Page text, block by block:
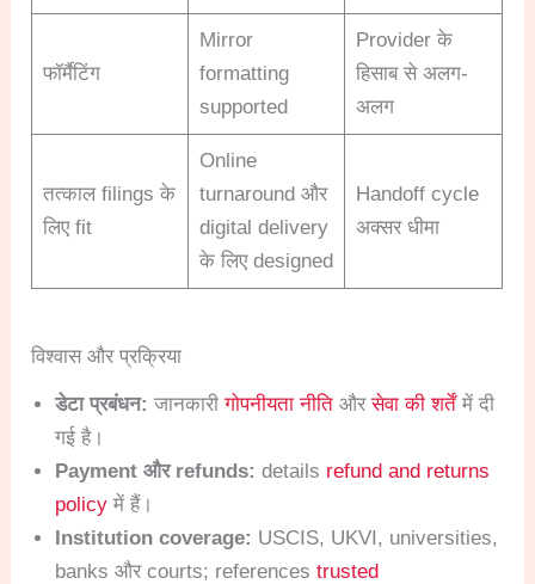
फॉर्मैटिंग
Mirror
formatting
supported
Provider के
हिसाब से अलग-
अलग
तत्काल filings के
लिए fit
Online
turnaround और
digital delivery
के लिए designed
Handoff cycle
अक्सर धीमा
विश्वास और प्रक्रिया
डेटा प्रबंधन: जानकारीगोपनीयता नीति औरसेवा की शर्तेंमें दी
गई है।
Payment और refunds: details refund and returns
policy में हैं।
Institution coverage: USCIS, UKVI, universities,
banks और courts; referencestrusted